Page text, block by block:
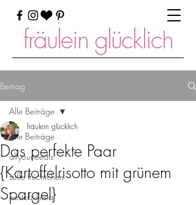
fräulein glücklich
Beitrag
Alle Beiträge
allyouneedis
süße früchtchen
bestofzillertal
Alle Beiträge
Das perfekte Paar
{Kartoffelrisotto mit grünem
Spargel}
fräulein glücklich